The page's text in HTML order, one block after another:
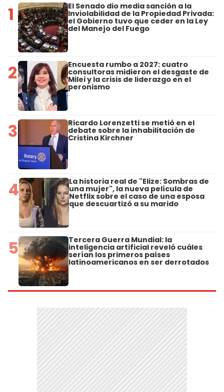
1 El Senado dio media sanción a la
Inviolabilidad de la Propiedad Privada:
el Gobierno tuvo que ceder en la Ley
del Manejo del Fuego
2 Encuesta rumbo a 2027: cuatro
consultoras midieron el desgaste de
Milei y la crisis de liderazgo en el
peronismo
3 Ricardo Lorenzetti se metió en el
debate sobre la inhabilitación de
Cristina Kirchner
4 La historia real de "Elize: Sombras de
una mujer", la nueva película de
Netflix sobre el caso de una esposa
que descuartizó a su marido
5 Tercera Guerra Mundial: la
inteligencia artificial reveló cuáles
serían los primeros países
latinoamericanos en ser derrotados